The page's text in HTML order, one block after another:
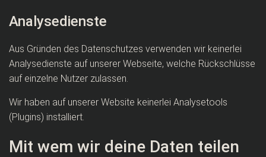
Analysedienste
Aus Gründen des Datenschutzes verwenden wir keinerlei
Analysedienste auf unserer Webseite, welche Rückschlüsse
auf einzelne Nutzer zulassen.
Wir haben auf unserer Website keinerlei Analysetools
(Plugins) installiert.
Mit wem wir deine Daten teilen